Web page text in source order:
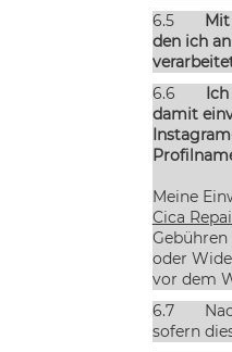
6.5
den ich
6.6
damit
Meine
Cica
oder
vor dem
6.7
sofern